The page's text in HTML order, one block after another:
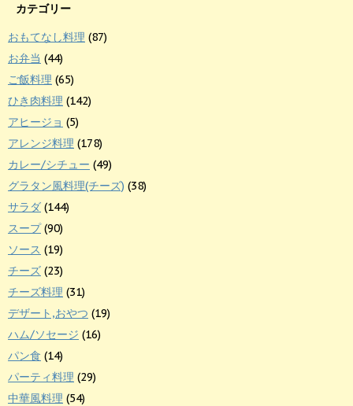
カテゴリー
おもてなし料理 (87)
お弁当 (44)
ご飯料理 (65)
ひき肉料理 (142)
アヒージョ (5)
アレンジ料理 (178)
カレー/シチュー (49)
グラタン風料理(チーズ) (38)
サラダ (144)
スープ(90)
ソース (19)
チーズ (23)
チーズ料理 (31)
デザート,おやつ (19)
ハム/ソセージ (16)
パン食 (14)
パーティ料理 (29)
中華風料理 (54)